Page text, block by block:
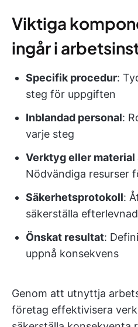
Viktiga
ingår i
Specifik procedur:
steg för uppgiften
Inblandad personal:
varje steg
Verktyg eller material
Nödvändiga resurser
Säkerhetsprotokoll:
säkerställa
Önskat resultat:
uppnå konsekvens
Genom att utnyttja
företag effektivisera